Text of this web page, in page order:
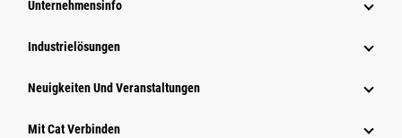
Unternehmensinfo
Industrielösungen
Neuigkeiten Und Veranstaltungen
Mit Cat Verbinden